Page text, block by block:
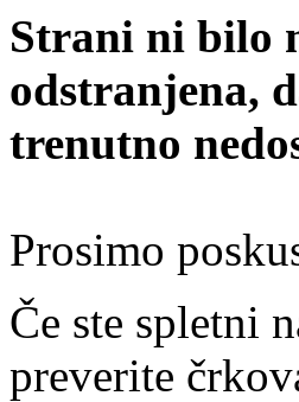
Strani ni bilo
odstranjena,
trenutno
Prosimo
Če ste spletni
preverite